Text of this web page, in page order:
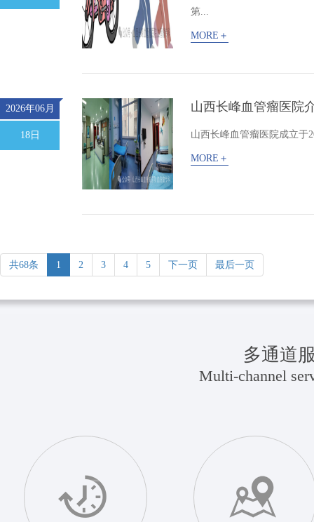
第...
MORE＋
2026年06月
18日
山西长峰血管瘤医院
山西长峰血管瘤医院成立于
MORE＋
共68条 1 2 3 4 5 下一页 最后一页
多通道
Multi-channel